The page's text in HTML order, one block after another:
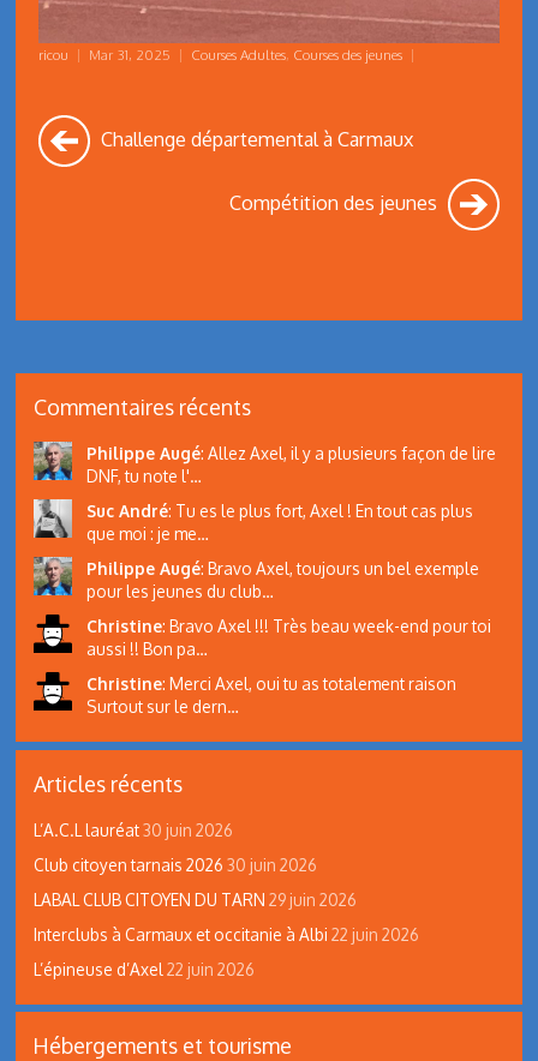
ricou | Mar 31, 2025 | Courses Adultes, Courses des jeunes |
Challenge départemental à Carmaux
Compétition des jeunes
Commentaires récents
Philippe Augé: Allez Axel, il y a plusieurs façon de lire
DNF, tu note l'…
Suc André: Tu es le plus fort, Axel ! En tout cas plus
que moi : je me…
Philippe Augé: Bravo Axel, toujours un bel exemple
pour les jeunes du club…
Christine: Bravo Axel !!! Très beau week-end pour toi
aussi !! Bon pa…
Christine: Merci Axel, oui tu as totalement raison
Surtout sur le dern…
Articles récents
L’A.C.L lauréat 30 juin 2026
Club citoyen tarnais 2026 30 juin 2026
LABAL CLUB CITOYEN DU TARN 29 juin 2026
Interclubs à Carmaux et occitanie à Albi 22 juin 2026
L’épineuse d’Axel 22 juin 2026
Hébergements et tourisme